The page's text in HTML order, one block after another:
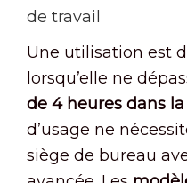
de travail
Une utilisation est
lorsqu’elle ne
de 4 heures dans
d’usage ne
siège de bureau